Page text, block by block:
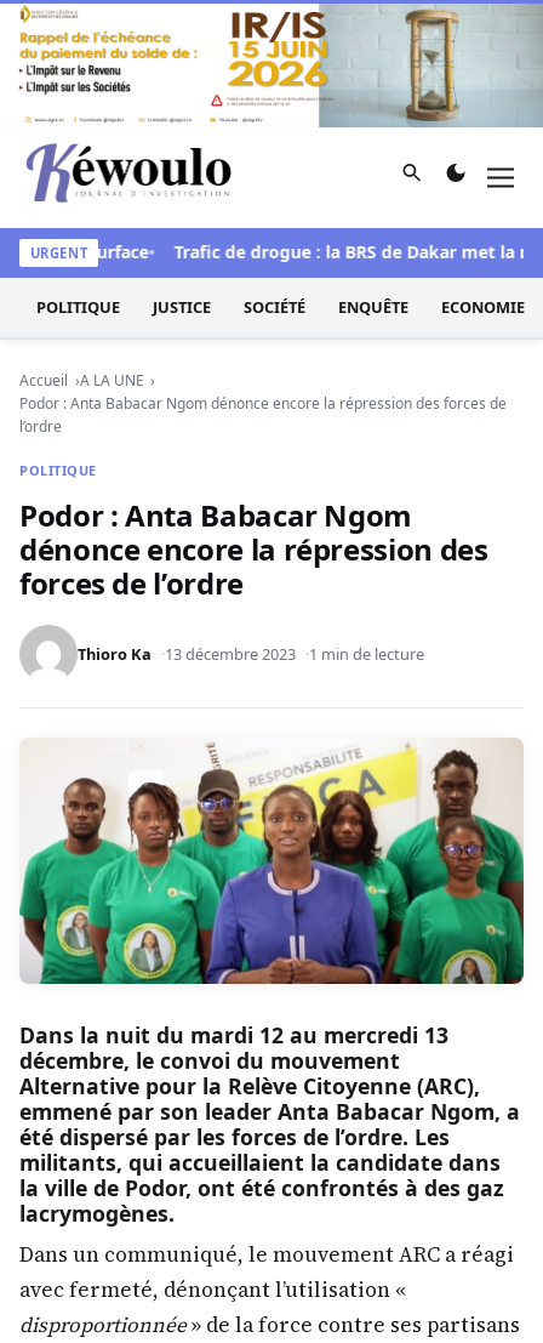
Aller au contenu
Kéwoulo, le premier site d'information et d'investigation
Rechercher
URGENT
refont surface Trafic de drogue : la BRS de Dakar met la
POLITIQUE JUSTICE SOCIÉTÉ ENQUÊTE ECONOMIE
Accueil
A LA UNE
Podor : Anta Babacar Ngom dénonce encore la répression des forces de
l’ordre
POLITIQUE
Podor : Anta Babacar Ngom
dénonce encore la répression des
forces de l’ordre
Thioro Ka 13 décembre 2023 1 min de lecture
Dans la nuit du mardi 12 au mercredi 13
décembre, le convoi du mouvement
Alternative pour la Relève Citoyenne (ARC),
emmené par son leader Anta Babacar Ngom, a
été dispersé par les forces de l’ordre. Les
militants, qui accueillaient la candidate dans
la ville de Podor, ont été confrontés à des gaz
lacrymogènes.
Dans un communiqué, le mouvement ARC a réagi
avec fermeté, dénonçant l’utilisation «
disproportionnée» de la force contre ses partisans